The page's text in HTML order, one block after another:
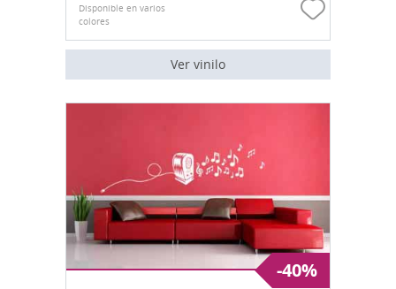
Disponible en varios
colores
Ver vinilo
-40%